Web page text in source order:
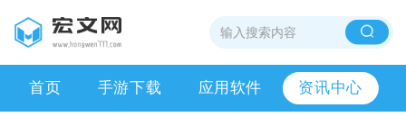
首页 手游下载 应用软件 资讯中心